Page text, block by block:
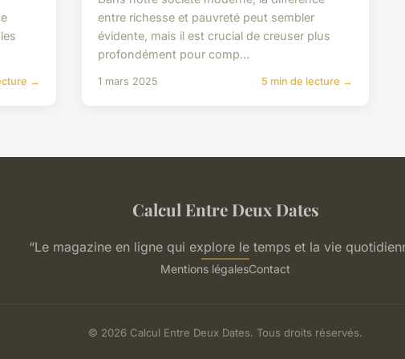
→
entre richesse et pauvreté peut sembler
évidente, mais il est crucial de creuser plus
profondément pour comp...
1 mars 2025 5 min de lecture →
Calcul Entre Deux Dates
“Le magazine en ligne qui explore le temps et la vie
Mentions légalesContact
© 2026 Calcul Entre Deux Dates. Tous droits réservés.